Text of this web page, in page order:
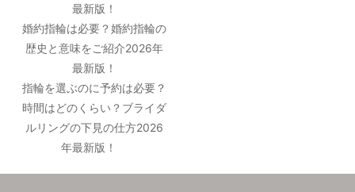
最新版！
婚約指輪は必要？婚約指輪の
歴史と意味をご紹介2026年
最新版！
指輪を選ぶのに予約は必要？
時間はどのくらい？ブライダ
ルリングの下見の仕方2026
年最新版！